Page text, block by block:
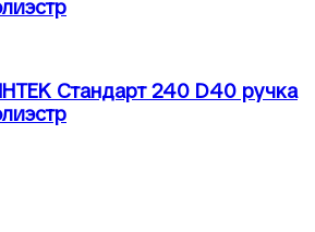
Стандарт 240 D40 ручка